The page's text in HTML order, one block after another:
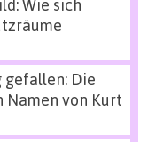
Wie sich
gefallen: Die
Namen von Kurt